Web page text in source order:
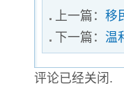
上一篇： 移
下一篇： 温
评论已经关闭.